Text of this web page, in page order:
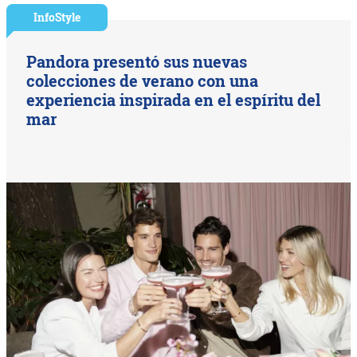
InfoStyle
Pandora presentó sus nuevas
colecciones de verano con una
experiencia inspirada en el espíritu del
mar